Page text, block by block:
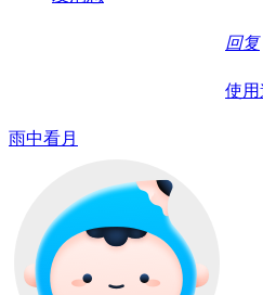
回复
使
雨中看月